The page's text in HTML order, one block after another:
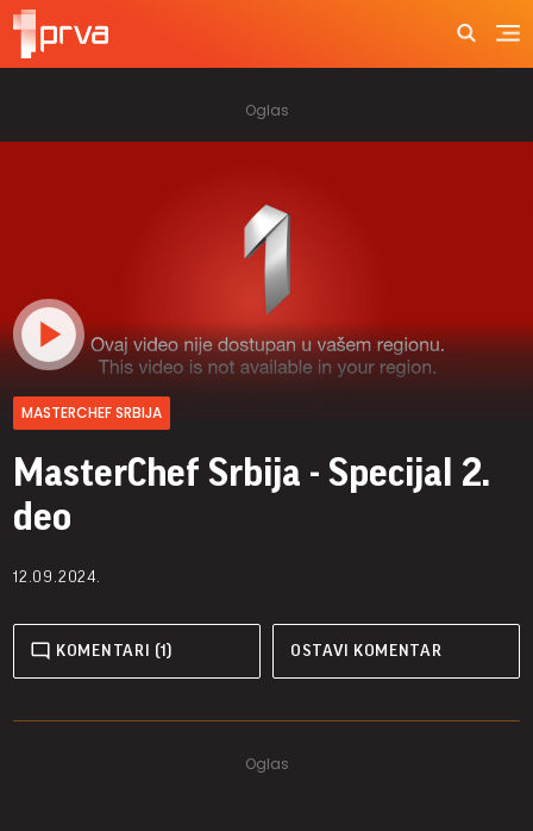
MASTERCHEF SRBIJA
MasterChef Srbija - Specijal 2.
deo
12.09.2024.
KOMENTARI (1) OSTAVI KOMENTAR